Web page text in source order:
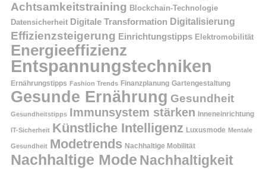
Achtsamkeitstraining Blockchain-Technologie
Datensicherheit Digitale Transformation Digitalisierung
Effizienzsteigerung Einrichtungstipps Elektromobilität
Energieeffizienz
Entspannungstechniken
Ernährungstipps Fashion Trends Finanzplanung Gartengestaltung
Gesunde Ernährung Gesundheit
Gesundheitstipps Immunsystem stärken Inneneinrichtung
IT-Sicherheit Künstliche Intelligenz Luxusmode Mentale
Gesundheit Modetrends Nachhaltige Mobilität
Nachhaltige Mode Nachhaltigkeit